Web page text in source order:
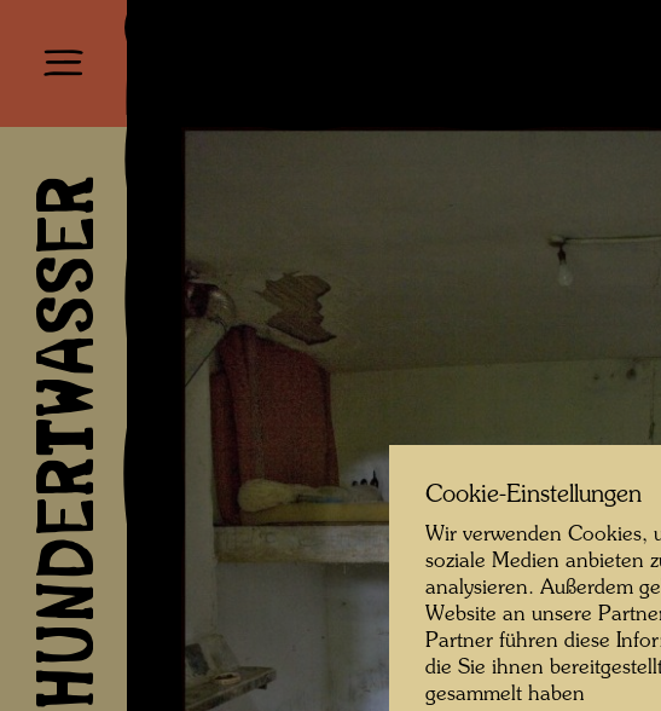
HUNDERTWASSER Cookie-Einstellungen
Wir verwenden Cookies,
soziale Medien anbieten
analysieren. Außerdem
Website an unsere
Partner führen diese
die Sie ihnen
gesammelt haben